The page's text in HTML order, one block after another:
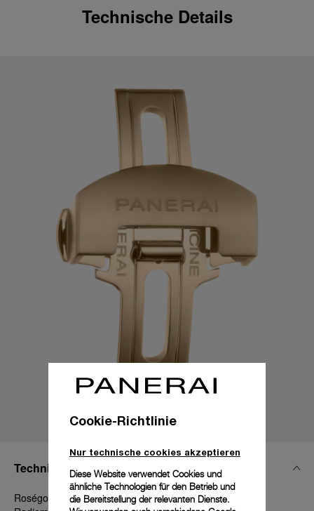
Technische Details
Technische Details
Roségold poliert, 22 mm, Luminor 44 - 47 - 48 mm und
Cookie-Richtlinie
Nur technische cookies akzeptieren
Diese Website verwendet Cookies und
ähnliche Technologien für den Betrieb und
die Bereitstellung der relevanten Dienste.